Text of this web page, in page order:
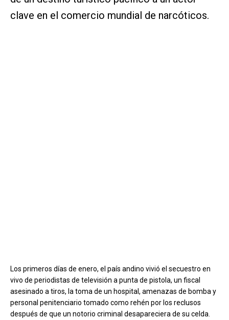
clave en el comercio mundial de narcóticos.
Los primeros días de enero, el país andino vivió el secuestro en
vivo de periodistas de televisión a punta de pistola, un fiscal
asesinado a tiros, la toma de un hospital, amenazas de bomba y
personal penitenciario tomado como rehén por los reclusos
después de que un notorio criminal desapareciera de su celda.